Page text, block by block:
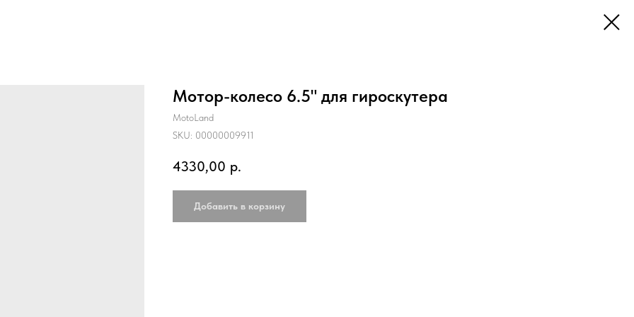
Мотор-колесо 6.5" для гироскутера
MotoLand
SKU: 00000009911
4330,00 р.
Добавить в корзину